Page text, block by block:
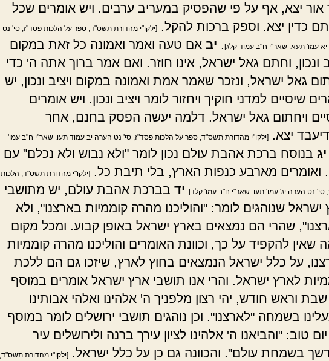
אור יצא, אף על פי שהפסיק במעריב ערבים. ויש אומרים שכל
כדין יצא. וספק ברכות להקל.
[ילקו"י מהדורת תשס"ד, ספר על הלכות פסד"ז, סי' נט
עמו' תעא. שאר"י ח"ב עמוד קלג] יב אם טעה ואמר ואמונה כל זאת במקום
ונכון, וחתם גאל ישראל, אינו חוזר. ואם אמר ברוך אתה ה' כדי
גאל ישראל, ונזכר שאמר אמת ואמונה במקום ויציב ונכון, יש
שיסיים למדני חוקיך ויחזור לומר ויציב ונכון. ויש אומרים
ויחתום גאל ישראל. דלמה יעשה הפסק בחנם, אחר
יצא.
[ילקו"י מהדורת תשס"ד, ספר על הלכות פסד"ז, סי' נט הערה יב עמוד תעו. שאר"י ח"ב עמו'
יג בנוסח ברכת אהבת עולם נכון לומר "ולא נבוש ולא נכלם" עם
ואומרים מארבע כנפות הארץ, בלי תיבת כל.
[ילקו"י מהדורת תשס"ד, הלכות
סי' נט הערה יג' עמו' תעו. שאר"י ח"ב עמו' קלד] יד בברכת אהבת עולם, יש מתושבי
ישראל שנוהגים לומר: "והוליכנו מהרה קוממיות בארצנו", ולא
שהרי הם נמצאים בארץ ישראל באופן קבוע. ומכל מקום
שאין להקפיד על כך, וכוונת האומרים והוליכנו מהרה קוממיות
על כלל ישראל הנמצאים בחוץ לארץ, שיזכו גם הם ללכת
לארץ ישראל. והרי אנו תושבי ארץ ישראל אומרים במוסף
וראש חודש, יהי רצון מלפניך ה' אלהינו ואלהי אבותינו
בשמחה "לארצנו". וכן נוהגים תושבי ירושלים לומר במוסף
טוב: "והביאנו ה' אלהינו לציון עירך ברנה ולירושלים עיר
בשמחת עולם". והכוונה גם כן על כלל ישראל.
[ילקו"י מהדורת תשס"ד,